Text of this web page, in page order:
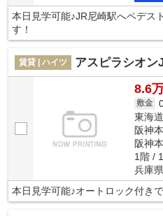
本日見学可能♪JR尼崎駅へペデス
す！
賃貸 | ハイツ アスピラシオン
8.6
敷金
東海
阪神
阪神
1階 /
兵庫
本日見学可能♪オートロック付き